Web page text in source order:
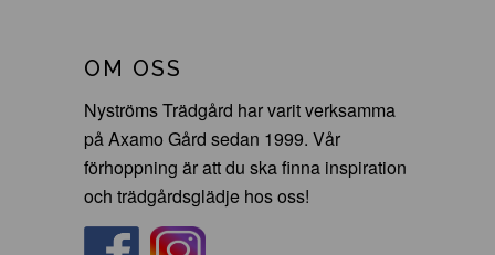
OM OSS
Nyströms Trädgård har varit verksamma
på Axamo Gård sedan 1999. Vår
förhoppning är att du ska finna inspiration
och trädgårdsglädje hos oss!